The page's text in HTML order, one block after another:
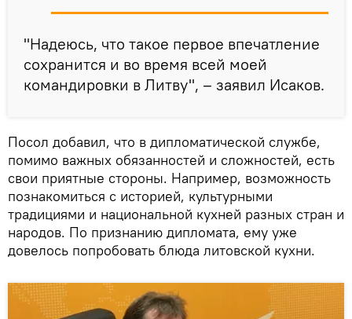
"Надеюсь, что такое первое впечатление
сохранится и во время всей моей
командировки в Литву", – заявил Исаков.
Посол добавил, что в дипломатической службе,
помимо важных обязанностей и сложностей, есть
свои приятные стороны. Например, возможность
познакомиться с историей, культурными
традициями и национальной кухней разных стран и
народов. По признанию дипломата, ему уже
довелось попробовать блюда литовской кухни.